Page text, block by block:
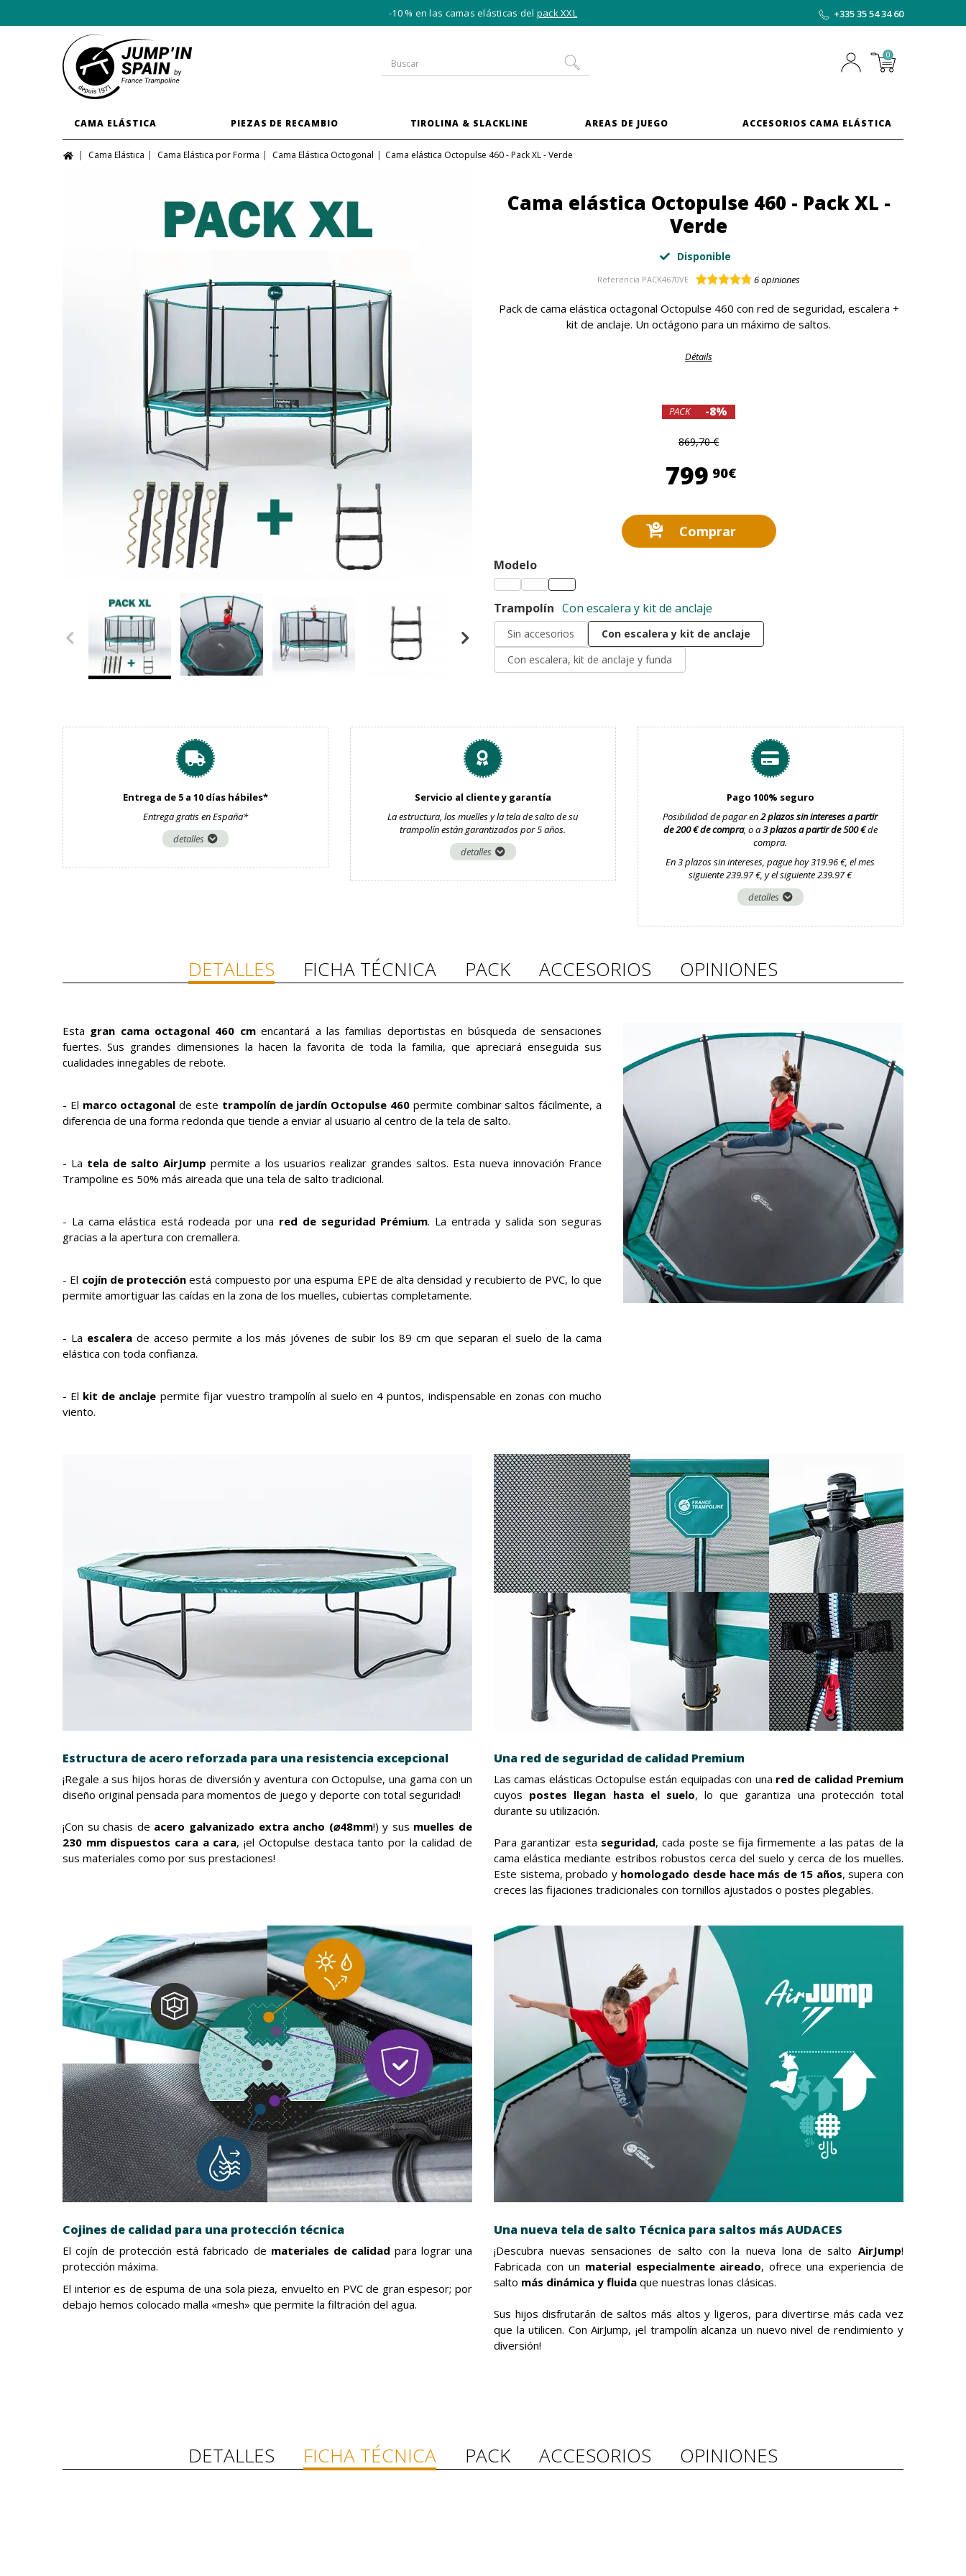
-10 % en las camas elásticas del pack XXL +335 35 54 34 60
0
CAMA ELÁSTICA PIEZAS DE RECAMBIO TIROLINA & SLACKLINE AREAS DE JUEGO ACCESORIOS CAMA ELÁSTICA
Cama Elástica Cama Elástica por Forma Cama Elástica Octogonal Cama elástica Octopulse 460 - Pack XL - Verde
Cama elástica Octopulse 460 - Pack XL -
Verde
Disponible
Referencia PACK4670VE 6opiniones
Pack de cama elástica octagonal Octopulse 460 con red de seguridad, escalera +
kit de anclaje. Un octágono para un máximo de saltos.
Détails
PACK -8%
869,70 €
799 90€799,90 €
Comprar
Modelo
Trampolín Con escalera y kit de anclaje
Sin accesorios
Con escalera y kit de anclaje
Con escalera, kit de anclaje y funda
Entrega de 5 a 10 días hábiles*
Entrega gratis en España*
detalles
Servicio al cliente y garantía
La estructura, los muelles y la tela de salto de su
trampolín están garantizados por 5 años.
detalles
Pago 100% seguro
Posibilidad de pagar en2 plazos sin intereses a partir
de 200 € de compra, o a3 plazos a partir de 500 €de
compra.
En 3 plazos sin intereses, pague hoy 319.96 €, el mes
siguiente 239.97 €, y el siguiente 239.97 €
detalles
DETALLES FICHA TÉCNICA PACK ACCESORIOS OPINIONES
Esta gran cama octagonal 460 cmencantará a las familias deportistas en búsqueda de sensaciones
fuertes. Sus grandes dimensiones la hacen la favorita de toda la familia, que apreciará enseguida sus
cualidades innegables de rebote.
- El marco octagonal de este trampolín de jardín Octopulse 460 permite combinar saltos fácilmente, a
diferencia de una forma redonda que tiende a enviar al usuario al centro de la tela de salto.
- La tela de salto AirJump permite a los usuarios realizar grandes saltos. Esta nueva innovación France
Trampoline es 50% más aireada que una tela de salto tradicional.
- La cama elástica está rodeada por una red de seguridad Prémium. La entrada y salida son seguras
gracias a la apertura con cremallera.
- El cojín de protección está compuesto por una espuma EPE de alta densidad y recubierto de PVC, lo que
permite amortiguar las caídas en la zona de los muelles, cubiertas completamente.
- La escalera de acceso permite a los más jóvenes de subir los 89 cm que separan el suelo de la cama
elástica con toda confianza.
- El kit de anclaje permite fijar vuestro trampolín al suelo en 4 puntos, indispensable en zonas con mucho
viento.
Estructura de acero reforzada para una resistencia excepcional
¡Regale a sus hijos horas de diversión y aventura con Octopulse, una gama con un
diseño original pensada para momentos de juego y deporte con total seguridad!
¡Con su chasis de acero galvanizado extra ancho (⌀48mm!) y sus muelles de
230 mm dispuestos cara a cara, ¡el Octopulse destaca tanto por la calidad de
sus materiales como por sus prestaciones!
Una red de seguridad de calidad Premium
Las camas elásticas Octopulse están equipadas con una red de calidad Premium
cuyos postes llegan hasta el suelo, lo que garantiza una protección total
durante su utilización.
Para garantizar esta seguridad, cada poste se fija firmemente a las patas de la
cama elástica mediante estribos robustos cerca del suelo y cerca de los muelles.
Este sistema, probado y homologado desde hace más de 15 años, supera con
creces las fijaciones tradicionales con tornillos ajustados o postes plegables.
Cojines de calidad para una protección técnica
El cojín de protección está fabricado de materiales de calidad para lograr una
protección máxima.
El interior es de espuma de una sola pieza, envuelto en PVC de gran espesor; por
debajo hemos colocado malla «mesh» que permite la filtración del agua.
Una nueva tela de salto Técnica para saltos más AUDACES
¡Descubra nuevas sensaciones de salto con la nueva lona de salto AirJump!
Fabricada con un material especialmente aireado, ofrece una experiencia de
salto más dinámica y fluida que nuestras lonas clásicas.
Sus hijos disfrutarán de saltos más altos y ligeros, para divertirse más cada vez
que la utilicen. Con AirJump, ¡el trampolín alcanza un nuevo nivel de rendimiento y
diversión!
DETALLES FICHA TÉCNICA PACK ACCESORIOS OPINIONES